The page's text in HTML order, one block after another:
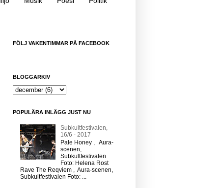
FÖLJ VAKENTIMMAR PÅ FACEBOOK
BLOGGARKIV
POPULÄRA INLÄGG JUST NU
Subkultfestivalen,
16/6 - 2017
Pale Honey , Aura-
scenen,
Subkultfestivalen
Foto: Helena Rost
Rave The Reqviem , Aura-scenen,
Subkultfestivalen Foto: ...